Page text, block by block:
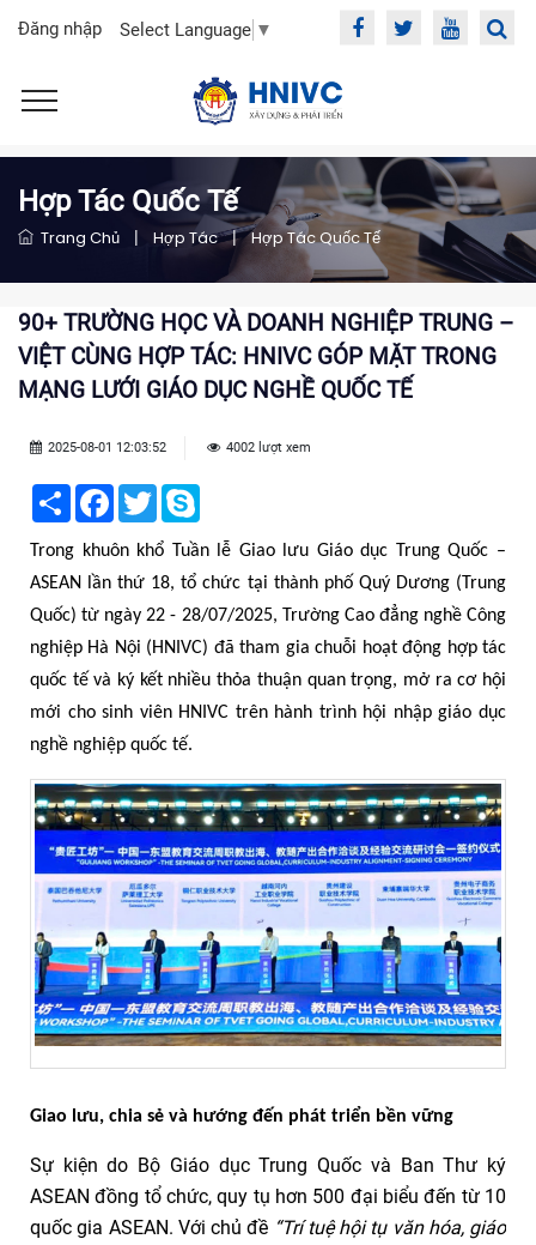
Đăng nhập Select Language ▼
Hợp Tác Quốc Tế
Trang Chủ | Hợp Tác | Hợp Tác Quốc Tế
90+ TRƯỜNG HỌC VÀ DOANH NGHIỆP TRUNG –
VIỆT CÙNG HỢP TÁC: HNIVC GÓP MẶT TRONG
MẠNG LƯỚI GIÁO DỤC NGHỀ QUỐC TẾ
2025-08-01 12:03:52 4002 lượt xem
Share Facebook
Twitter
Trong khuôn khổ Tuần lễ Giao lưu Giáo dục Trung Quốc –
ASEAN lần thứ 18, tổ chức tại thành phố Quý Dương (Trung
Quốc) từ ngày 22 - 28/07/2025, Trường Cao đẳng nghề Công
nghiệp Hà Nội (HNIVC) đã tham gia chuỗi hoạt động hợp tác
quốc tế và ký kết nhiều thỏa thuận quan trọng, mở ra cơ hội
mới cho sinh viên HNIVC trên hành trình hội nhập giáo dục
nghề nghiệp quốc tế.
Giao lưu, chia sẻ và hướng đến phát triển bền vững
Sự kiện do Bộ Giáo dục Trung Quốc và Ban Thư ký
ASEAN đồng tổ chức, quy tụ hơn 500 đại biểu đến từ 10
quốc gia ASEAN. Với chủ đề “Trí tuệ hội tụ văn hóa, giáo